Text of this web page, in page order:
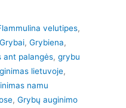
velutipes,
Grybai,Grybiena,
ant palangės,grybu
lietuvoje,
namu
,Grybų auginimo